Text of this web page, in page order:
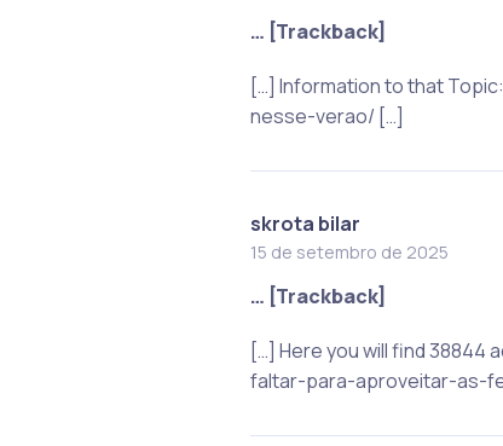
… [Trackback]
[…] Information to that
nesse-verao/ […]
skrota bilar
15 de setembro de 2025
… [Trackback]
[…] Here you will find
faltar-para-aproveitar-as-